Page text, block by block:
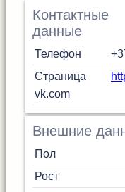
Контактные
данные
Телефон
Страница
vk.com
Внешние
Пол
Рост